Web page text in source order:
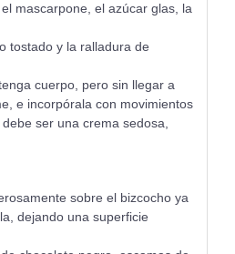
mascarpone, el azúcar glas, la
tostado y la ralladura de
cuerpo, pero sin llegar a
e incorpórala con movimientos
ser una crema sedosa,
sobre el bizcocho ya
dejando una superficie